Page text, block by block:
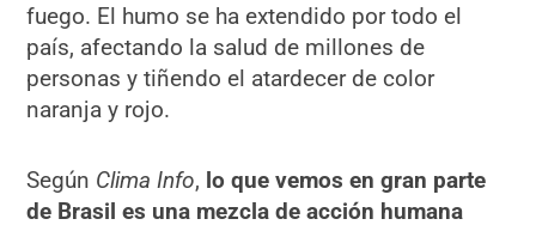
fuego. El humo se ha extendido por todo el
país, afectando la salud de millones de
personas y tiñendo el atardecer de color
naranja y rojo.
Según Clima Info, lo que vemos en gran parte
de Brasil es una mezcla de acción humana